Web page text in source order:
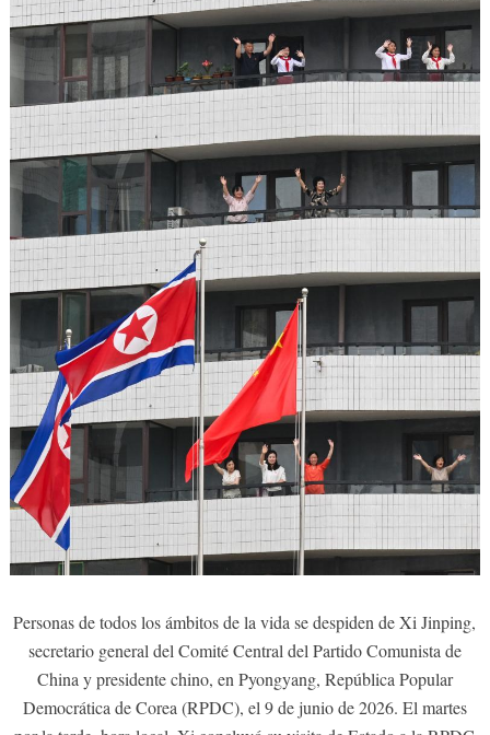
Personas de todos los ámbitos de la vida se despiden de Xi Jinping,
secretario general del Comité Central del Partido Comunista de
China y presidente chino, en Pyongyang, República Popular
Democrática de Corea (RPDC), el 9 de junio de 2026. El martes